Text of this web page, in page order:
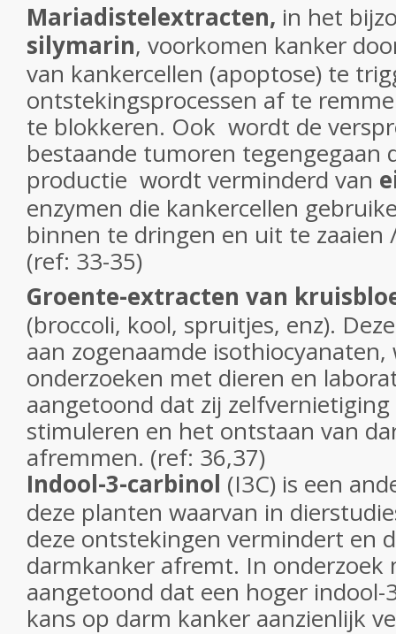
Mariadistelextracten, in het
silymarin, voorkomen kanker
van kankercellen (apoptose) te
ontstekingsprocessen af te
te blokkeren. Ook wordt de
bestaande tumoren tegengegaan
productie wordt verminderd van
enzymen die kankercellen
binnen te dringen en uit te zaaien
(ref: 33-35)
Groente-extracten van
(broccoli, kool, spruitjes, enz).
aan zogenaamde isothiocyanaten,
onderzoeken met dieren en
aangetoond dat zij
stimuleren en het ontstaan van
afremmen. (ref: 36,37)
Indool-3-carbinol (I3C) is een
deze planten waarvan in
deze ontstekingen vermindert en
darmkanker afremt. In onderzoek
aangetoond dat een hoger indool-
kans op darm kanker aanzienlijk